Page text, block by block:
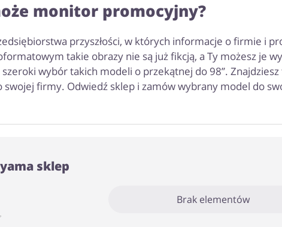
monitor promocyjny?
przyszłości, w których informacje o firmie i
takie obrazy nie są już fikcją, a Ty możesz je
wybór takich modeli o przekątnej do 98’’.
swojej firmy. Odwiedź sklep i zamów wybrany model do
sklep
Brak elementów